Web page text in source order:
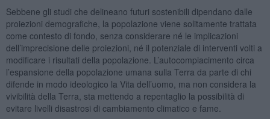
Sebbene gli studi che delineano futuri sostenibili dipendano dalle
proiezioni demografiche, la popolazione viene solitamente trattata
come contesto di fondo, senza considerare né le implicazioni
dell’imprecisione delle proiezioni, né il potenziale di interventi volti a
modificare i risultati della popolazione. L’autocompiacimento circa
l’espansione della popolazione umana sulla Terra da parte di chi
difende in modo ideologico la Vita dell’uomo, ma non considera la
vivibilità della Terra, sta mettendo a repentaglio la possibilità di
evitare livelli disastrosi di cambiamento climatico e fame.